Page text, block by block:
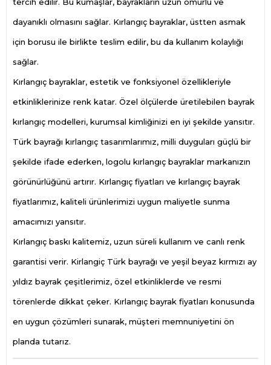
dayanıklı olmasını sağlar. Kırlangıç bayraklar, üstten asmak
için borusu ile birlikte teslim edilir, bu da kullanım kolaylığı
sağlar.
Kırlangıç bayraklar, estetik ve fonksiyonel özellikleriyle
etkinliklerinize renk katar. Özel ölçülerde üretilebilen bayrak
kırlangıç modelleri, kurumsal kimliğinizi en iyi şekilde yansıtır.
Türk bayrağı kırlangıç tasarımlarımız, milli duyguları güçlü bir
şekilde ifade ederken, logolu kırlangıç bayraklar markanızın
görünürlüğünü artırır. Kırlangıç fiyatları ve kırlangıç bayrak
fiyatlarımız, kaliteli ürünlerimizi uygun maliyetle sunma
amacımızı yansıtır.
Kırlangıç baskı kalitemiz, uzun süreli kullanım ve canlı renk
garantisi verir. Kirlangiç Türk bayrağı ve yeşil beyaz kırmızı ay
yıldız bayrak çeşitlerimiz, özel etkinliklerde ve resmi
törenlerde dikkat çeker. Kırlangıç bayrak fiyatları konusunda
en uygun çözümleri sunarak, müşteri memnuniyetini ön
planda tutarız.